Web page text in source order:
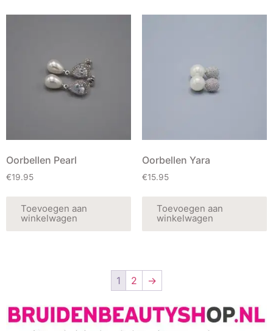
Oorbellen Pearl
€19.95
Toevoegen aan
winkelwagen
Oorbellen Yara
€15.95
Toevoegen aan
winkelwagen
1 2 →